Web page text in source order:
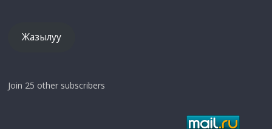
Жазылуу
Join 25 other subscribers